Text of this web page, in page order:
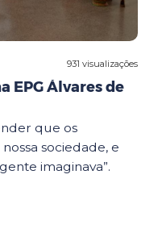
931 visualizações
EPG Álvares de
que os
sociedade, e
imaginava”.